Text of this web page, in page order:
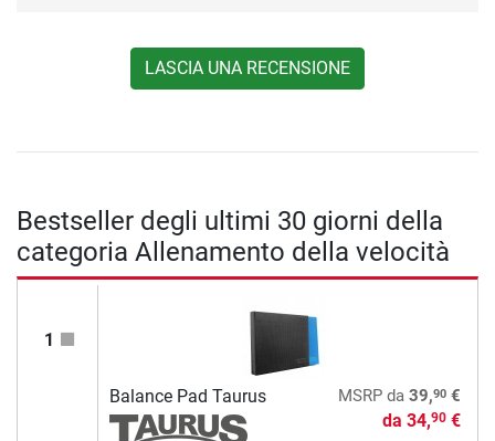
LASCIA UNA RECENSIONE
Bestseller degli ultimi 30 giorni della
categoria Allenamento della velocità
1
Balance Pad Taurus MSRPda 39,90€
da 34,90€